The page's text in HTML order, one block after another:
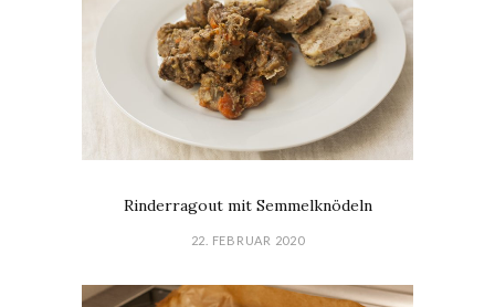
Rinderragout mit Semmelknödeln
22. FEBRUAR 2020